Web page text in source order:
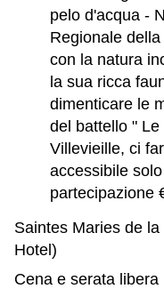
pelo d'acqua -
Regionale
con la natura
la sua ricca
dimenticare le
del battello "
Villevieille, ci
accessibile
partecipazione
Saintes Maries de
Hotel)
Cena e serata libera